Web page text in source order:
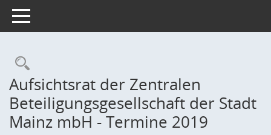
Toggle navigation
Rechercheauswahl
Aufsichtsrat der Zentralen
Beteiligungsgesellschaft der Stadt
Mainz mbH - Termine 2019